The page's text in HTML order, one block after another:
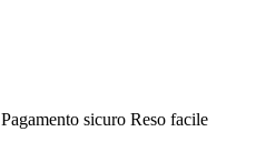
Pagamento sicuro Reso facile